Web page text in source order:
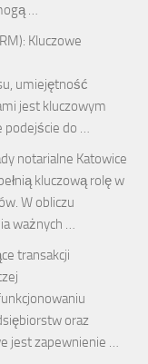
…
Kluczowe
umiejętność
jest kluczowym
podejście do …
notarialne Katowice
kluczową rolę w
W obliczu
ważnych …
transakcji
oraz
jest zapewnienie …